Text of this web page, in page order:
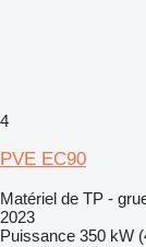
4
PVE EC90
Matériel de TP -
2023
Puissance 350 kW